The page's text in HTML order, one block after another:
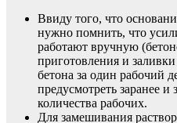
Ввиду того, что
нужно помнить, что
работают вручную
приготовления и
бетона за один рабочий
предусмотреть заранее и
количества рабочих.
Для замешивания